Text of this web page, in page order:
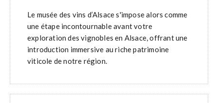
Le musée des vins d’Alsace s'impose alors comme
une étape incontournable avant votre
exploration des vignobles en Alsace, offrant une
introduction immersive au riche patrimoine
viticole de notre région.